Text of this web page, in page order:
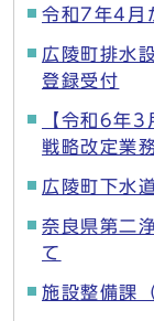
令和7年4月
広陵町排水
登録受付
【令和6年
戦略改定業
広陵町下水
奈良県第二
て
施設整備課